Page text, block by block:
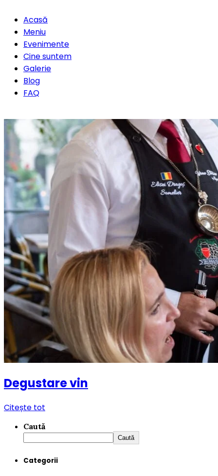
Acasă
Meniu
Evenimente
Cine suntem
Galerie
Blog
FAQ
Degustare vin
Citește tot
Caută
Caută
Categorii